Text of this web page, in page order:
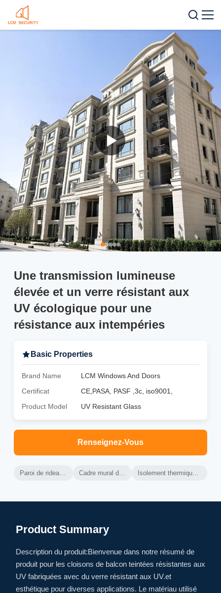
Une transmission lumineuse
élevée et un verre résistant aux
UV écologique pour une
résistance aux intempéries
Basic Properties
Brand Name
LCM Windows And Doors
Certificat
CE,PASA, PASF ,3c, iso9001,
Product Model
UV Resistant Glass
Renseignez-Vous
Paroi de rideau en aluminium ventilé Cadre mural de rideau en aluminium Isolement thermique des murs de rideau ventilés
Product Summary
Description du produit:Bienvenue dans notre résumé de
produit pour les cloisons de balcon teintées résistantes aux
UV fabriquées avec du verre résistant aux UV.et
esthétique pour diverses applications. Le matériau utilisé